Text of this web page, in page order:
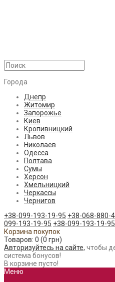
Города
Днепр
Житомир
Запорожье
Киев
Кропивницкий
Львов
Николаев
Одесса
Полтава
Сумы
Херсон
Хмельницкий
Черкассы
Чернигов
+38-099-193-19-95 +38-068-880-
099-193-19-95 +38-099-193-19-95
Корзина покупок
Товаров: 0 (0 грн)
Авторизуйтесь на сайте, чтобы
система бонусов!
В корзине пусто!
Меню